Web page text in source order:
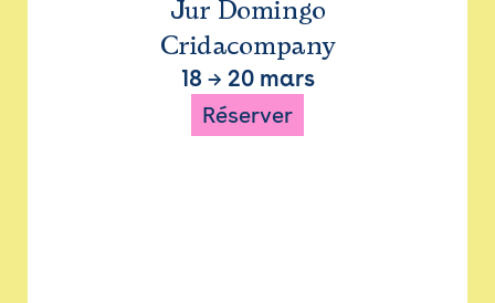
Jur Domingo
Cridacompany
18 → 20 mars
Réserver